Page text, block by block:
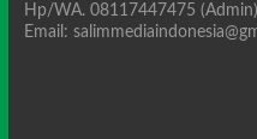
Hp/WA. 08117447475
Email: